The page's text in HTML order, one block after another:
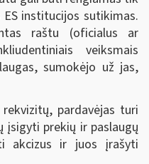
institucijos sutikimas.
raštu (oficialus ar
veiksmais
sumokėjo už jas,
pardavėjas turi
įsigyti prekių ir paslaugų
akcizus ir juos įrašyti